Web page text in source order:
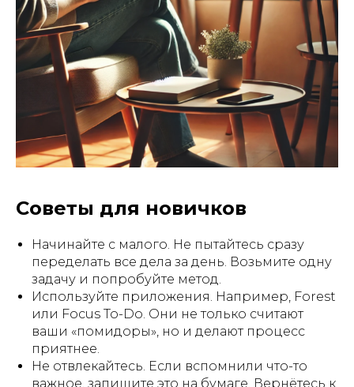
Советы для новичков
Начинайте с малого. Не пытайтесь сразу
переделать все дела за день. Возьмите одну
задачу и попробуйте метод.
Используйте приложения. Например, Forest
или Focus To-Do. Они не только считают
ваши «помидоры», но и делают процесс
приятнее.
Не отвлекайтесь. Если вспомнили что-то
важное, запишите это на бумаге. Вернётесь к